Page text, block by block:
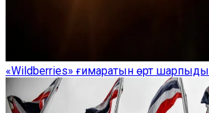
«Wildberries» ғимаратын өрт шарпыды